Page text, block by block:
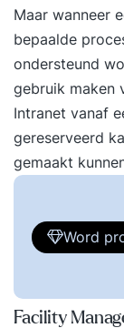
Maar wanneer
bepaalde
ondersteund
gebruik maken
Intranet vanaf
gereserveerd
gemaakt
Word
Facility